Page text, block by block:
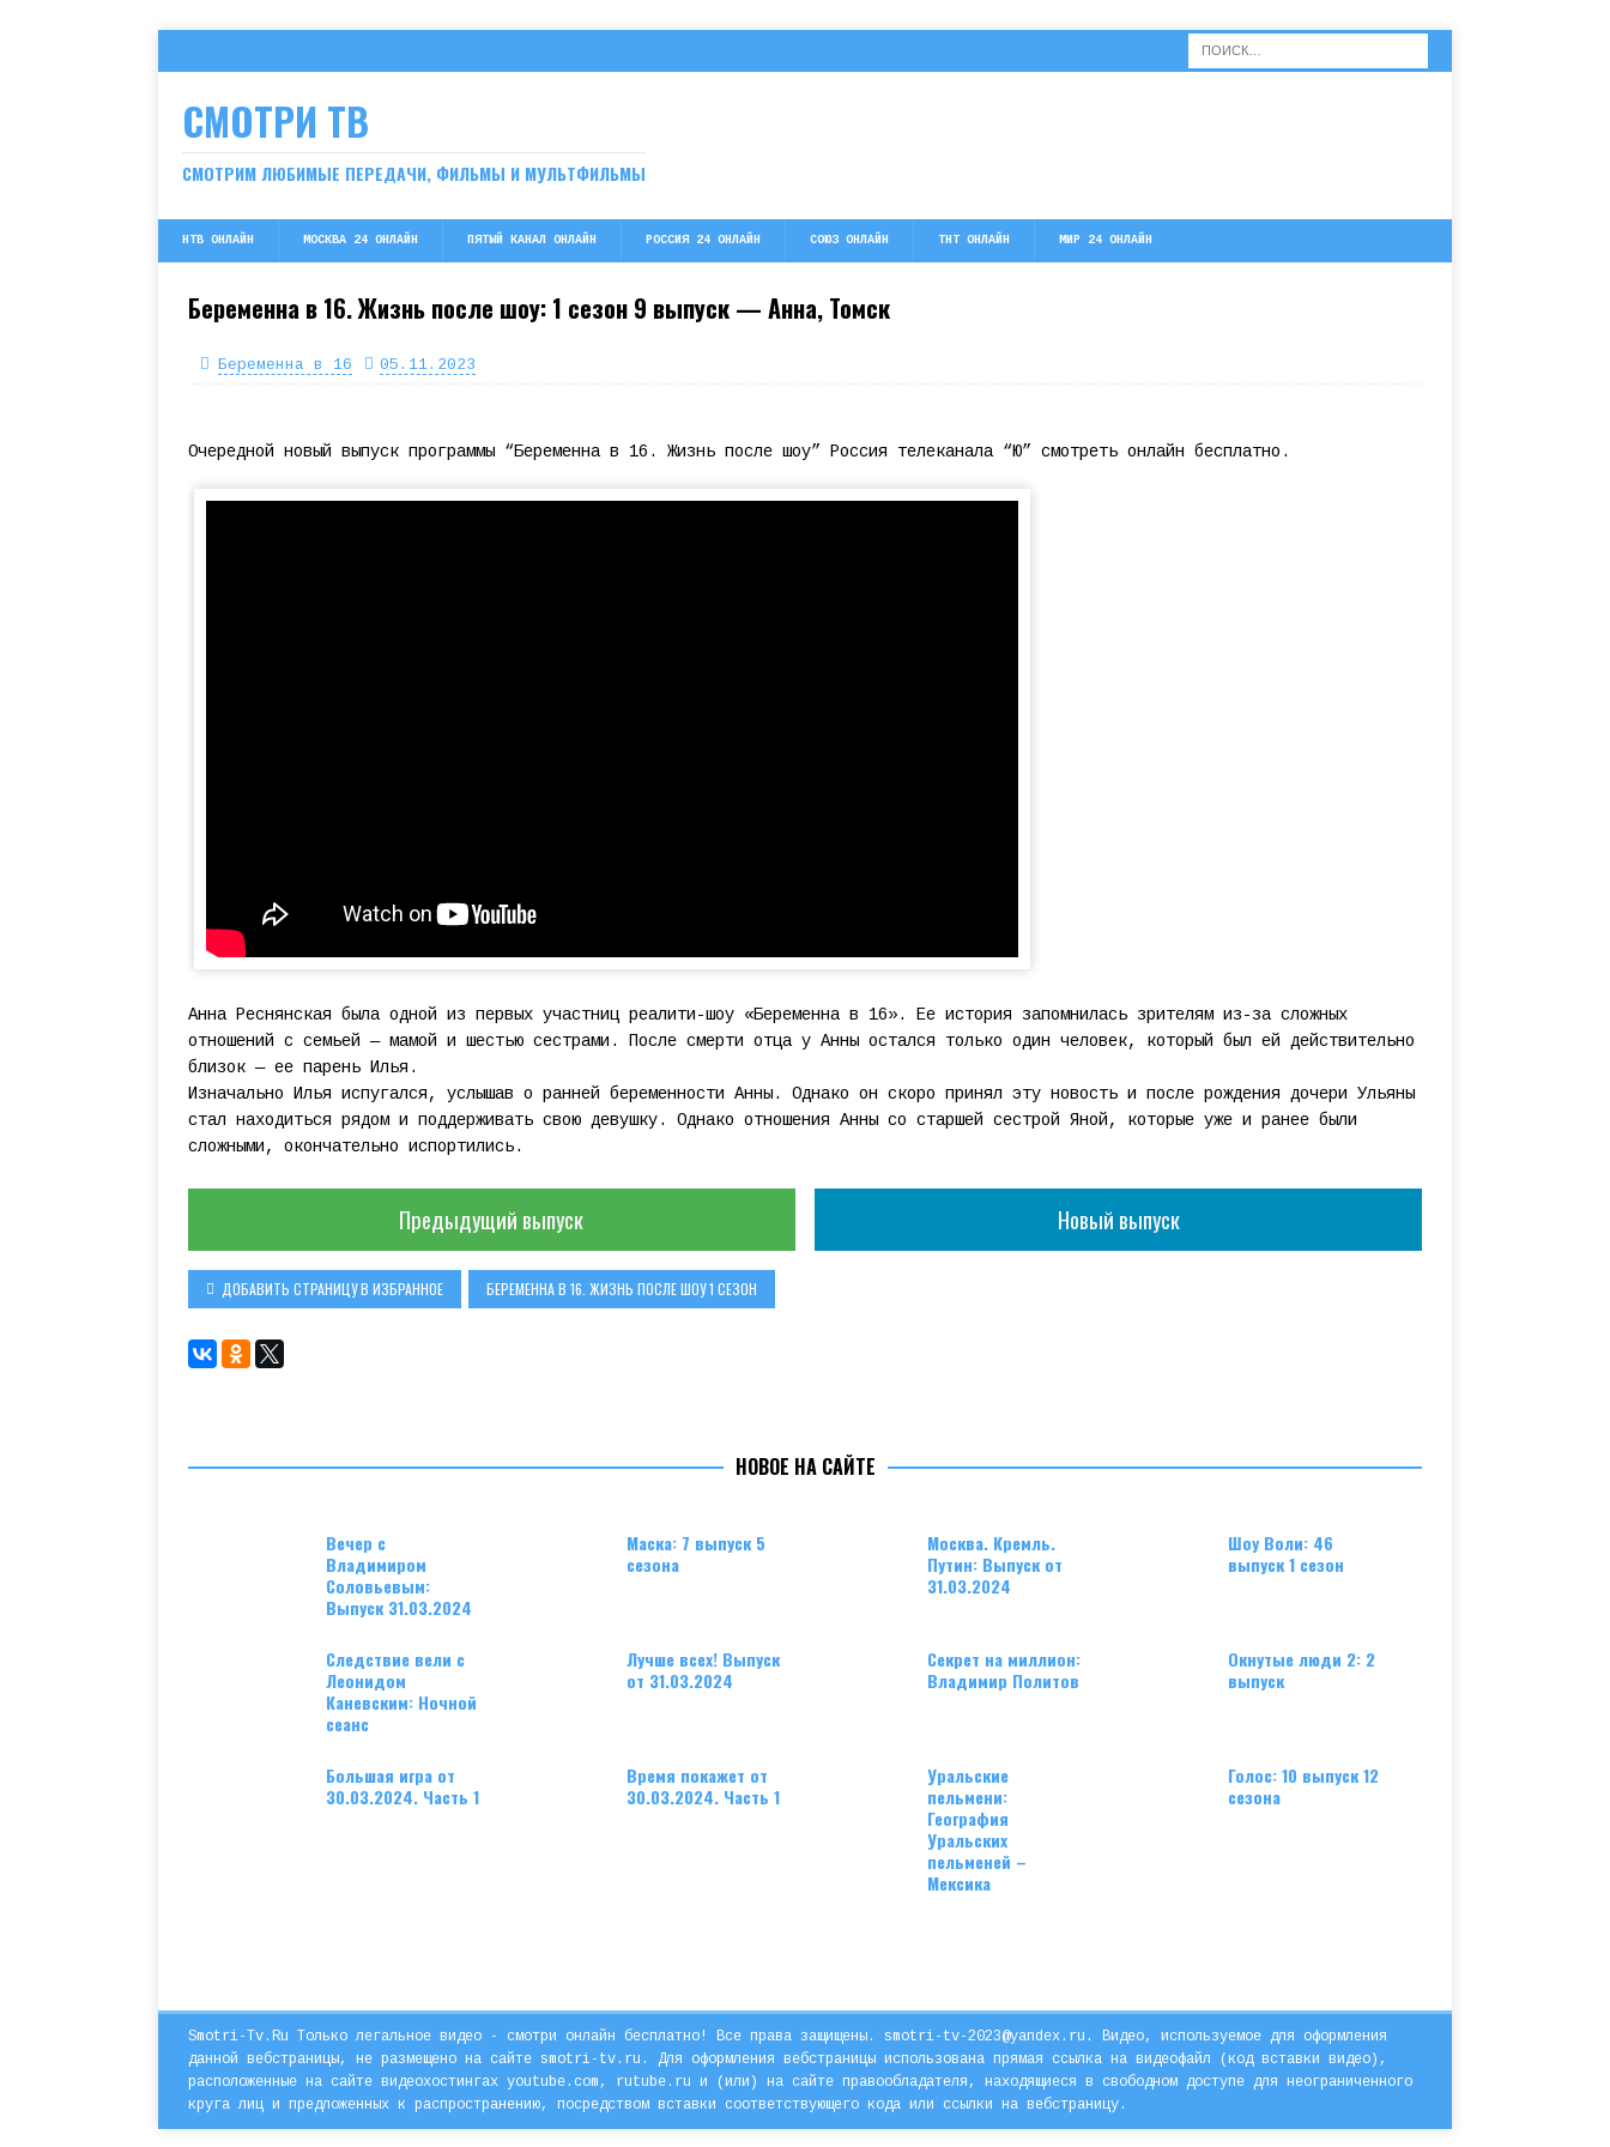
СМОТРИ ТВ
СМОТРИМ ЛЮБИМЫЕ ПЕРЕДАЧИ, ФИЛЬМЫ И МУЛЬТФИЛЬМЫ
НТВ ОНЛАЙН МОСКВА 24 ОНЛАЙН ПЯТЫЙ КАНАЛ ОНЛАЙН РОССИЯ 24 ОНЛАЙН СОЮЗ ОНЛАЙН ТНТ ОНЛАЙН МИР 24 ОНЛАЙН
Беременна в 16. Жизнь после шоу: 1 сезон 9 выпуск — Анна, Томск
Беременна в 16 05.11.2023
Очередной новый выпуск программы “Беременна в 16. Жизнь после шоу” Россия телеканала “Ю” смотреть онлайн бесплатно.
Анна Реснянская была одной из первых участниц реалити-шоу «Беременна в 16». Ее история запомнилась зрителям из-за сложных
отношений с семьей — мамой и шестью сестрами. После смерти отца у Анны остался только один человек, который был ей действительно
близок — ее парень Илья.
Изначально Илья испугался, услышав о ранней беременности Анны. Однако он скоро принял эту новость и после рождения дочери Ульяны
стал находиться рядом и поддерживать свою девушку. Однако отношения Анны со старшей сестрой Яной, которые уже и ранее были
сложными, окончательно испортились.
Предыдущий выпуск Новый выпуск
ДОБАВИТЬ СТРАНИЦУ В ИЗБРАННОЕ БЕРЕМЕННА В 16. ЖИЗНЬ ПОСЛЕ ШОУ 1 СЕЗОН
НОВОЕ НА САЙТЕ
Вечер с
Владимиром
Соловьевым:
Выпуск 31.03.2024
Маска: 7 выпуск 5
сезона
Москва. Кремль.
Путин: Выпуск от
31.03.2024
Шоу Воли: 46
выпуск 1 сезон
Следствие вели с
Леонидом
Каневским: Ночной
сеанс
Лучше всех! Выпуск
от 31.03.2024
Секрет на миллион:
Владимир Политов
Окнутые люди 2: 2
выпуск
Большая игра от
30.03.2024. Часть 1
Время покажет от
30.03.2024. Часть 1
Уральские
пельмени:
География
Уральских
пельменей –
Мексика
Голос: 10 выпуск 12
сезона
Smotri-Tv.Ru Только легальное видео - смотри онлайн бесплатно! Все права защищены. smotri-tv-2023@yandex.ru. Видео, используемое для оформления
данной вебстраницы, не размещено на сайте smotri-tv.ru. Для оформления вебстраницы использована прямая ссылка на видеофайл (код вставки видео),
расположенные на сайте видеохостингах youtube.com, rutube.ru и (или) на сайте правообладателя, находящиеся в свободном доступе для неограниченного
круга лиц и предложенных к распространению, посредством вставки соответствующего кода или ссылки на вебстраницу.